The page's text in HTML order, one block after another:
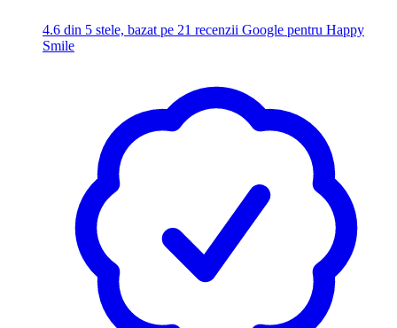
4.6 din 5 stele, bazat pe 21 recenzii Google pentru Happy
Smile